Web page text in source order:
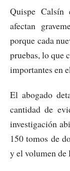
Quispe Calsín
afectan
porque cada
pruebas, lo que
importantes en
El abogado
cantidad de
investigación
150 tomos de
y el volumen de